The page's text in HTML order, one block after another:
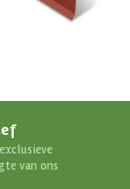
van ons